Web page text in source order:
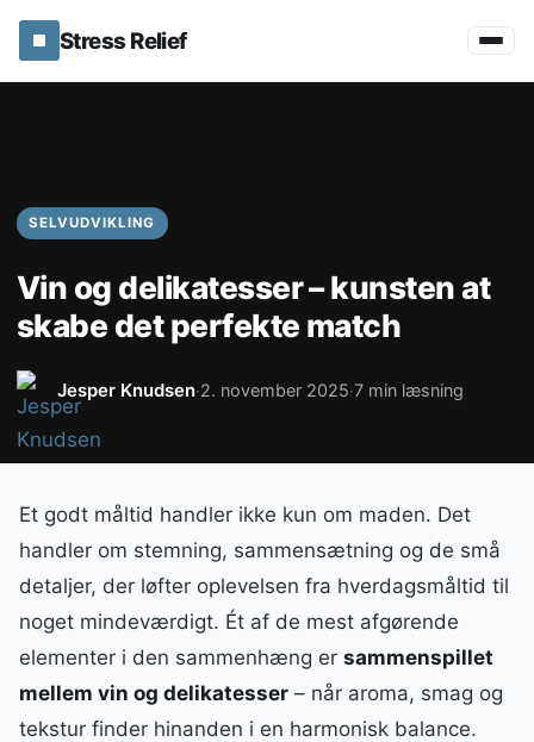
Stress Relief
SELVUDVIKLING
Vin og delikatesser – kunsten at
skabe det perfekte match
Jesper Knudsen·2. november 2025·7 min læsning
Et godt måltid handler ikke kun om maden. Det
handler om stemning, sammensætning og de små
detaljer, der løfter oplevelsen fra hverdagsmåltid til
noget mindeværdigt. Ét af de mest afgørende
elementer i den sammenhæng er sammenspillet
mellem vin og delikatesser – når aroma, smag og
tekstur finder hinanden i en harmonisk balance.